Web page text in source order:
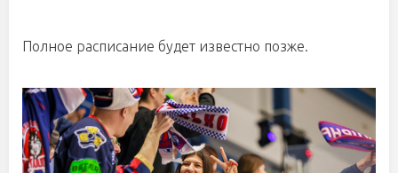
Полное расписание будет известно позже.